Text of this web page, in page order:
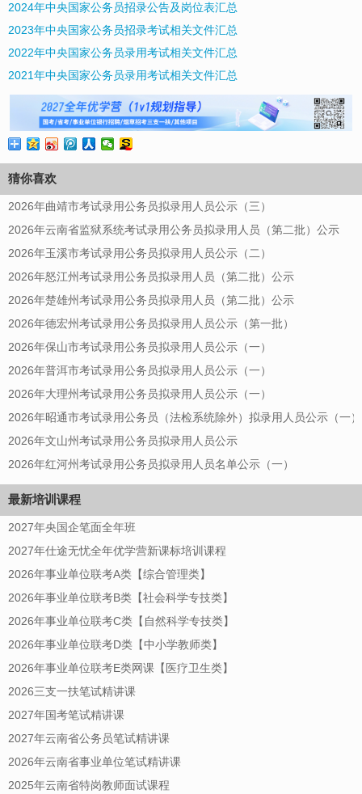
2024年中央国家公务员招录公告及岗位表汇总
2023年中央国家公务员招录考试相关文件汇总
2022年中央国家公务员录用考试相关文件汇总
2021年中央国家公务员录用考试相关文件汇总
猜你喜欢
2026年曲靖市考试录用公务员拟录用人员公示（三）
2026年云南省监狱系统考试录用公务员拟录用人员（第二批）公示
2026年玉溪市考试录用公务员拟录用人员公示（二）
2026年怒江州考试录用公务员拟录用人员（第二批）公示
2026年楚雄州考试录用公务员拟录用人员（第二批）公示
2026年德宏州考试录用公务员拟录用人员公示（第一批）
2026年保山市考试录用公务员拟录用人员公示（一）
2026年普洱市考试录用公务员拟录用人员公示（一）
2026年大理州考试录用公务员拟录用人员公示（一）
2026年昭通市考试录用公务员（法检系统除外）拟录用人员公示（一）
2026年文山州考试录用公务员拟录用人员公示
2026年红河州考试录用公务员拟录用人员名单公示（一）
最新培训课程
2027年央国企笔面全年班
2027年仕途无忧全年优学营新课标培训课程
2026年事业单位联考A类【综合管理类】
2026年事业单位联考B类【社会科学专技类】
2026年事业单位联考C类【自然科学专技类】
2026年事业单位联考D类【中小学教师类】
2026年事业单位联考E类网课【医疗卫生类】
2026三支一扶笔试精讲课
2027年国考笔试精讲课
2027年云南省公务员笔试精讲课
2026年云南省事业单位笔试精讲课
2025年云南省特岗教师面试课程